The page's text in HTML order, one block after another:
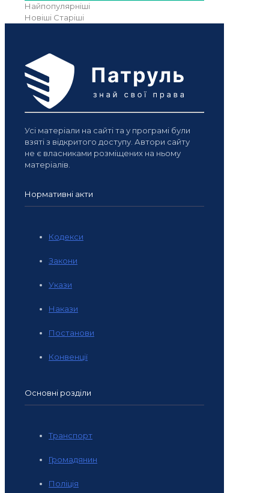
Найпопулярніші
Новіші Старіші
Усі матеріали на сайті та у програмі були
взяті з відкритого доступу. Автори сайту
не є власниками розміщених на ньому
матеріалів.
Нормативні акти
Кодекси
Закони
Укази
Накази
Постанови
Конвенції
Основні розділи
Транспорт
Громадянин
Поліція